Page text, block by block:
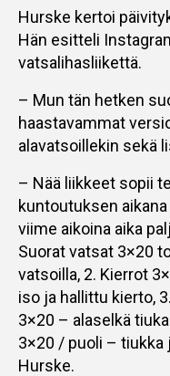
Hurske kertoi
Hän esitteli
vatsalihasliikettä.
– Mun tän hetken
haastavammat
alavatsoillekin sekä
– Nää liikkeet sopii
kuntoutuksen
viime aikoina aika
Suorat vatsat 3×20
vatsoilla, 2. Kierrot
iso ja hallittu kierto,
3×20 – alaselkä
3×20 / puoli – tiukka
Hurske.